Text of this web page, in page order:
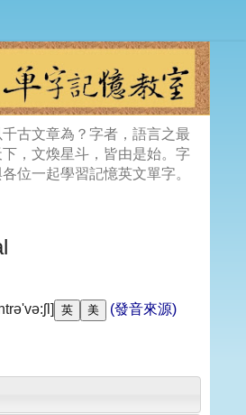
古文章為？字者，語言之最
，文煥星斗，皆由是始。字
位一起學習記憶英文單字。
(發音來源)